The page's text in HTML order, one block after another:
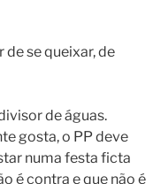
se queixar, de
de águas.
gosta, o PP deve
numa festa ficta
é contra e que não é